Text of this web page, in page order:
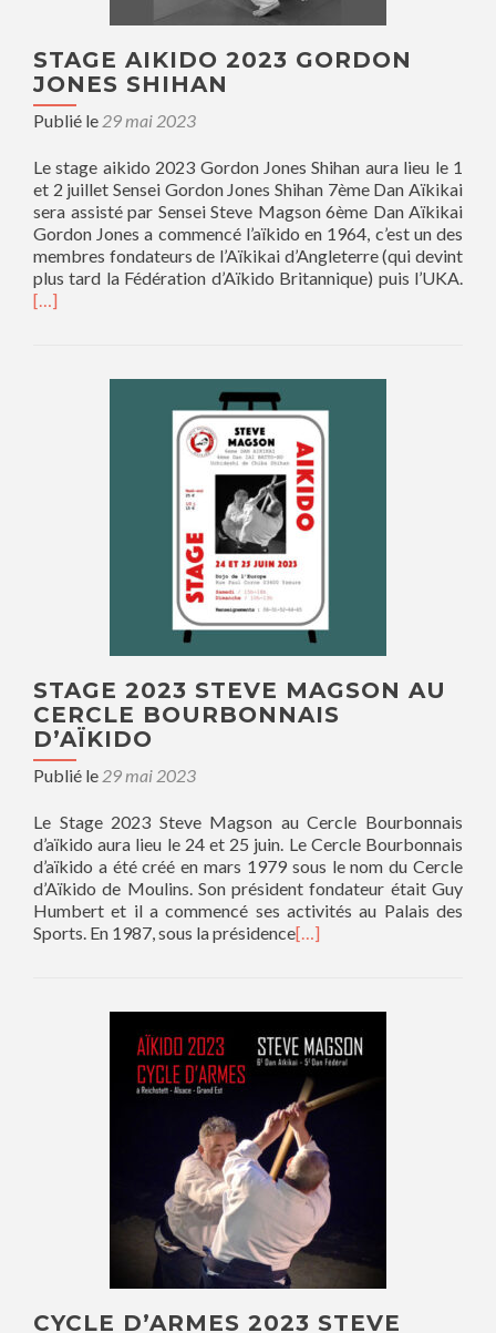
STAGE AIKIDO 2023 GORDON
JONES SHIHAN
Publié le 29 mai 2023
Le stage aikido 2023 Gordon Jones Shihan aura lieu le 1
et 2 juillet Sensei Gordon Jones Shihan 7ème Dan Aïkikai
sera assisté par Sensei Steve Magson 6ème Dan Aïkikai
Gordon Jones a commencé l’aïkido en 1964, c’est un des
membres fondateurs de l’Aïkikai d’Angleterre (qui devint
plus tard la Fédération d’Aïkido Britannique) puis l’UKA.
[…]
STAGE 2023 STEVE MAGSON AU
CERCLE BOURBONNAIS
D’AÏKIDO
Publié le 29 mai 2023
Le Stage 2023 Steve Magson au Cercle Bourbonnais
d’aïkido aura lieu le 24 et 25 juin. Le Cercle Bourbonnais
d’aïkido a été créé en mars 1979 sous le nom du Cercle
d’Aïkido de Moulins. Son président fondateur était Guy
Humbert et il a commencé ses activités au Palais des
Sports. En 1987, sous la présidence[…]
CYCLE D’ARMES 2023 STEVE